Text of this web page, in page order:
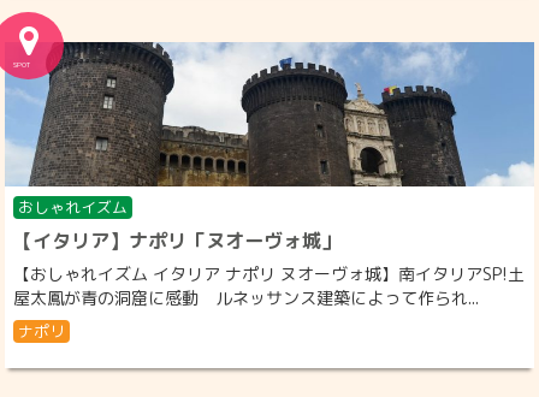
おしゃれイズム
【イタリア】ナポリ「ヌオーヴォ城」
【おしゃれイズム イタリア ナポリ ヌオーヴォ城】南イタリアSP!土
屋太鳳が青の洞窟に感動 ルネッサンス建築によって作られ...
ナポリ